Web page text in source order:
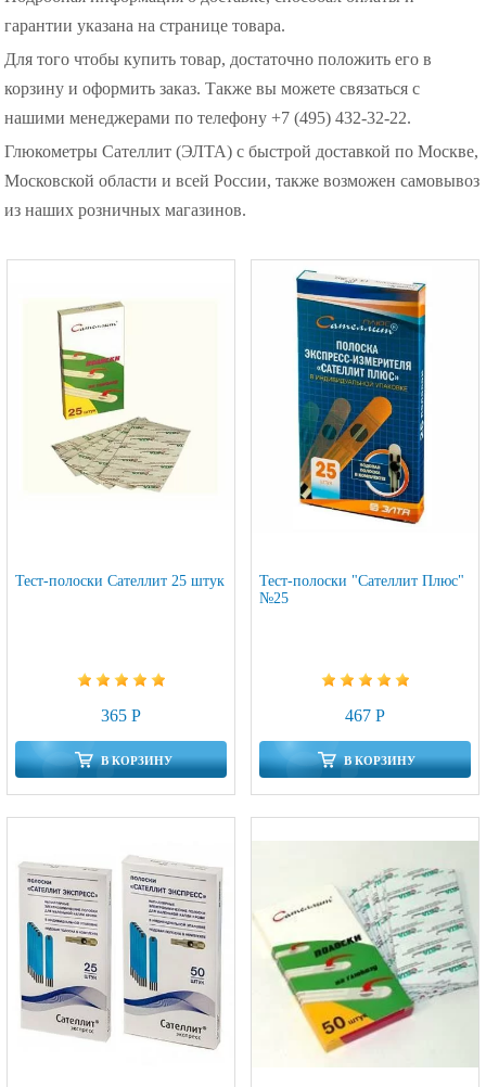
гарантии указана на странице товара.
Для того чтобы купить товар, достаточно положить его в
корзину и оформить заказ. Также вы можете связаться с
нашими менеджерами по телефону +7 (495) 432-32-22.
Глюкометры Сателлит (ЭЛТА) с быстрой доставкой по Москве,
Московской области и всей России, также возможен самовывоз
из наших розничных магазинов.
Тест-полоски Сателлит 25 штук
365 Р
В КОРЗИНУ
Тест-полоски "Сателлит Плюс"
№25
467 Р
В КОРЗИНУ